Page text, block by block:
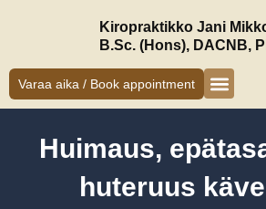
Kiropraktikko Jani
B.Sc. (Hons), DACNB,
Varaa aika / Book appointment
Huimaus,
huteruus